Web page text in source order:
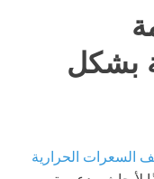
بشكل
السعرات الحرارية